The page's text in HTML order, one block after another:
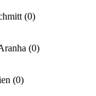
(0)
(0)
(0)